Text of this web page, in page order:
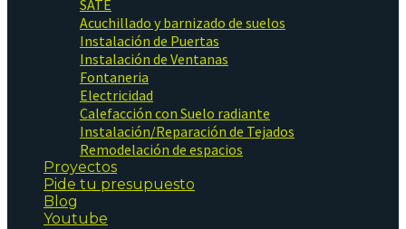
SATE
Acuchillado y barnizado de suelos
Instalación de Puertas
Instalación de Ventanas
Fontaneria
Electricidad
Calefacción con Suelo radiante
Instalación/Reparación de Tejados
Remodelación de espacios
Proyectos
Pide tu presupuesto
Blog
Youtube